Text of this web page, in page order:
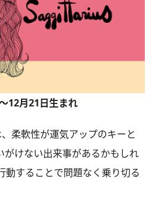
12月21日生まれ
柔軟性が運気アップのキーと
がけない出来事があるかもしれ
動することで問題なく乗り切る